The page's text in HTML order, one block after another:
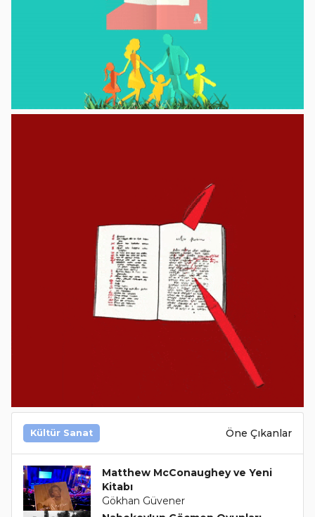
Kültür Sanat Öne Çıkanlar
Matthew McConaughey ve Yeni
Kitabı
Gökhan Güvener